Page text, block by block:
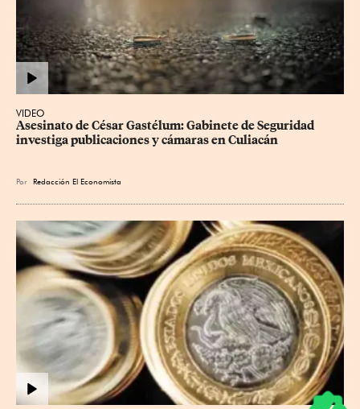
VIDEO
Asesinato de César Gastélum: Gabinete de Seguridad
investiga publicaciones y cámaras en Culiacán
Por Redacción El Economista